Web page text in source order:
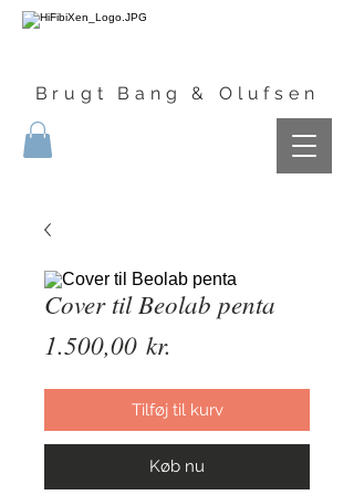
Brugt Bang & Olufsen
Cover til Beolab penta
1.500,00 kr.
Tilføj til kurv
Køb nu